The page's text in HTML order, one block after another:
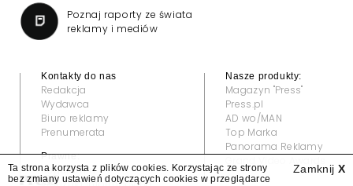
Poznaj raporty ze świata
reklamy i mediów
Kontakty do nas
Redakcja
Wydawca
Biuro reklamy
Prenumerata
Prawne:
Regulamin
Nasze produkty:
Magazyn "Press"
Press.pl
AD wo/MAN
Top Marka
Panorama Reklamy
Zamknij X
Ta strona korzysta z plików cookies. Korzystając ze strony
bez zmiany ustawień dotyczących cookies w przeglądarce